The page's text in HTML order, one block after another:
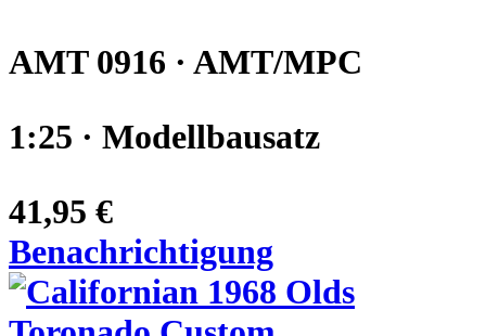
AMT 0916 · AMT/MPC
1:25 · Modellbausatz
41,95 €
Benachrichtigung